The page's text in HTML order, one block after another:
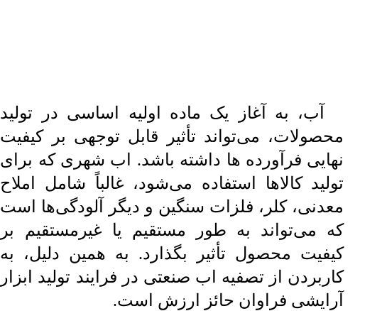
آب، به آغاز یک ماده اولیه اساسی در تولید
محصولات، می‌تواند تأثیر قابل توجهی بر کیفیت
نهایی فرآورده ها داشته باشد. اب شهری که برای
تولید کالاها استفاده می‌شود، غالباً شامل املاح
معدنی، کلر، فلزات سنگین و دیگر آلودگی‌ها است
که می‌تواند به طور مستقیم یا غیرمستقیم بر
کیفیت محصول تأثیر بگذارد. به همین دلیل، به
کاربردن از تصفیه اب صنعتی در فرایند تولید ابزار
آرایشی فراوان حائز ارزش است.